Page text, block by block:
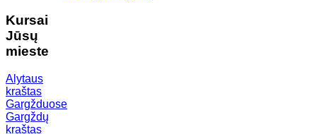
Kursai
Jūsų
mieste
Alytaus
kraštas
Gargžduose
Gargždų
kraštas